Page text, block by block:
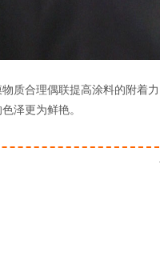
质合理偶联提高涂料的附着
泽更为鲜艳。